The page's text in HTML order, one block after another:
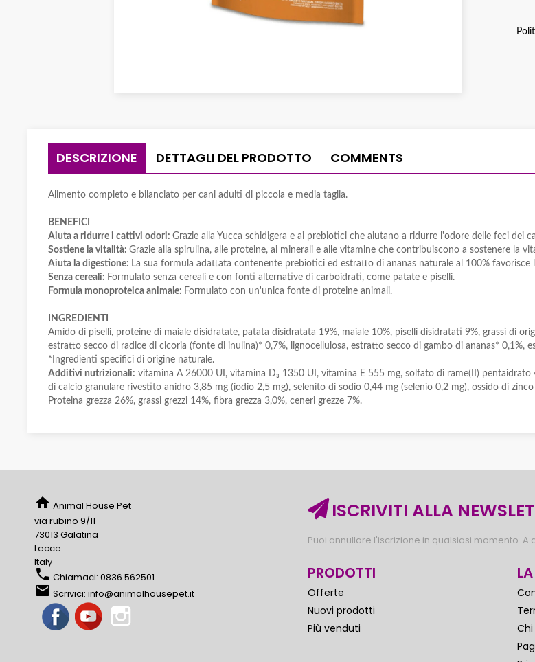
DESCRIZIONE DETTAGLI DEL PRODOTTO COMMENTS
Alimento completo e bilanciato per cani adulti di piccola e media taglia.
BENEFICI
Aiuta a ridurre i cattivi odori: Grazie alla Yucca schidigera e ai prebiotici che aiutano a ridurre l'odore delle feci dei
Sostiene la vitalità: Grazie alla spirulina, alle proteine, ai minerali e alle vitamine che contribuiscono a sostenere la
Aiuta la digestione: La sua formula adattata contenente prebiotici ed estratto di ananas naturale al 100%
Senza cereali: Formulato senza cereali e con fonti alternative di carboidrati, come patate e piselli.
Formula monoproteica animale: Formulato con un'unica fonte di proteine animali.
INGREDIENTI
Amido di piselli, proteine di maiale disidratate, patata disidratata 19%, maiale 10%, piselli disidratati 9%, grassi di
estratto secco di radice di cicoria (fonte di inulina)* 0,7%, lignocellulosa, estratto secco di gambo di ananas* 0,1%,
*Ingredienti specifici di origine naturale.
Additivi nutrizionali: vitamina A 26000 UI, vitamina D₃ 1350 UI, vitamina E 555 mg, solfato di rame(II)
di calcio granulare rivestito anidro 3,85 mg (iodio 2,5 mg), selenito di sodio 0,44 mg (selenio 0,2 mg), ossido di
Proteina grezza 26%, grassi grezzi 14%, fibra grezza 3,0%, ceneri grezze 7%.
home Animal House Pet
via rubino 9/11
73013 Galatina
Lecce
Italy
phone Chiamaci: 0836 562501
email Scrivici: info@animalhousepet.it
FacebookYouTube
ISCRIVITI ALLA
Puoi annullare l'iscrizione in qualsiasi momento.
PRODOTTI
Offerte
Nuovi prodotti
Più venduti